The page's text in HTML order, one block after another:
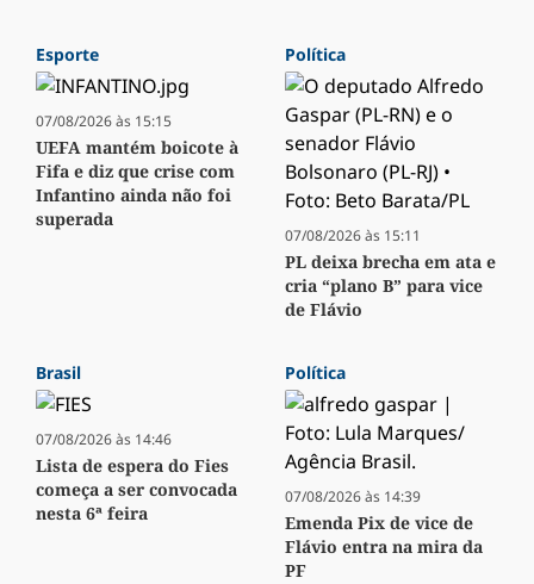
Esporte
07/08/2026 às 15:15
UEFA mantém boicote à
Fifa e diz que crise com
Infantino ainda não foi
superada
Política
07/08/2026 às 15:11
PL deixa brecha em ata e
cria “plano B” para vice
de Flávio
Brasil
07/08/2026 às 14:46
Lista de espera do Fies
começa a ser convocada
nesta 6ª feira
Política
07/08/2026 às 14:39
Emenda Pix de vice de
Flávio entra na mira da
PF